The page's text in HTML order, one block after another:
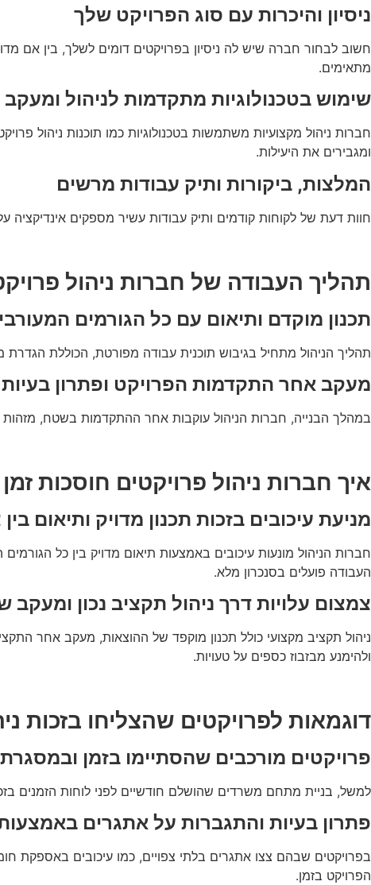
ניסיון והיכרות עם סוג הפרויקט שלך
חשוב לבחור חברה שיש לה ניסיון בפרויקטים דומים לשלך, בין אם
מתאימים.
שימוש בטכנולוגיות מתקדמות לניהול ומעקב
חברות ניהול מקצועיות משתמשות בטכנולוגיות כמו תוכנות ניהול
ומגבירים את היעילות.
המלצות, ביקורות ותיק עבודות מרשים
חוות דעת של לקוחות קודמים ותיק עבודות עשיר מספקים
תהליך העבודה של חברות ניהול
תכנון מוקדם ותיאום עם כל הגורמים
תהליך הניהול מתחיל בגיבוש תוכנית עבודה מפורטת, הכוללת
מעקב אחר התקדמות הפרויקט ופתרון
במהלך הבנייה, חברות הניהול עוקבות אחר ההתקדמות בשטח,
איך חברות ניהול פרויקטים חוסכות
מניעת עיכובים בזכות תכנון מדויק ותיאום בין
חברות הניהול מונעות עיכובים באמצעות תיאום מדויק בין כל
העבודה פועלים בסנכרון מלא.
צמצום עלויות דרך ניהול תקציב נכון ומעקב
ניהול תקציב מקצועי כולל תכנון מוקפד של ההוצאות, מעקב אחר
ולהימנע מבזבוז כספים על טעויות.
דוגמאות לפרויקטים שהצליחו בזכות
פרויקטים מורכבים שהסתיימו בזמן
למשל, בניית מתחם משרדים שהושלם חודשיים לפני לוחות הזמנים
פתרון בעיות והתגברות על אתגרים
בפרויקטים שבהם צצו אתגרים בלתי צפויים, כמו עיכובים באספקת
הפרויקט בזמן.